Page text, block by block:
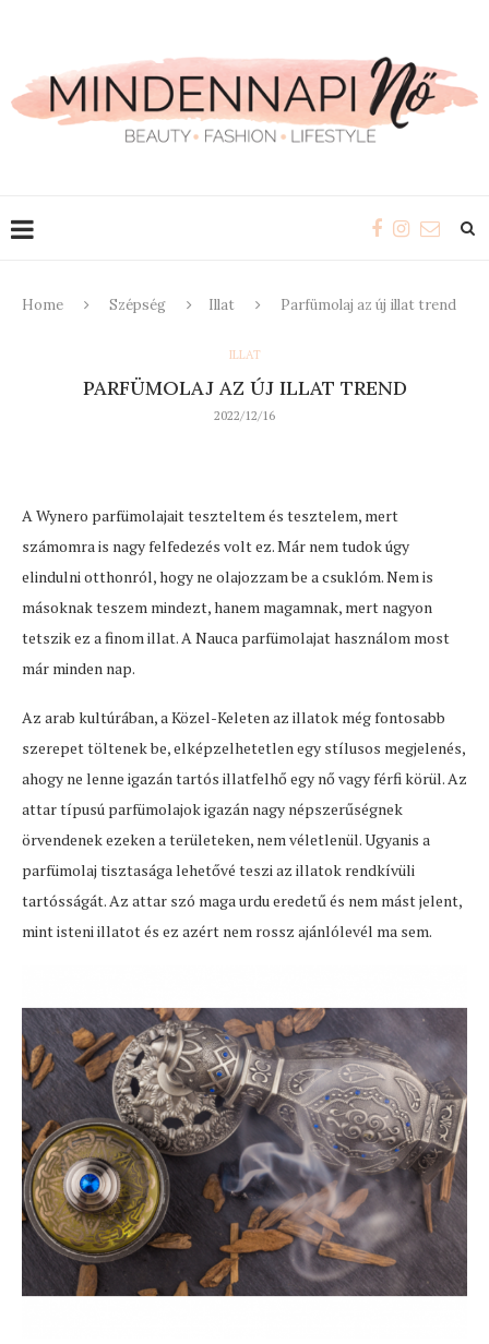
Home Szépség Illat Parfümolaj az új illat trend
ILLAT
PARFÜMOLAJ AZ ÚJ ILLAT TREND
2022/12/16
A Wynero parfümolajait teszteltem és tesztelem, mert
számomra is nagy felfedezés volt ez. Már nem tudok úgy
elindulni otthonról, hogy ne olajozzam be a csuklóm. Nem is
másoknak teszem mindezt, hanem magamnak, mert nagyon
tetszik ez a finom illat. A Nauca parfümolajat használom most
már minden nap.
Az arab kultúrában, a Közel-Keleten az illatok még fontosabb
szerepet töltenek be, elképzelhetetlen egy stílusos megjelenés,
ahogy ne lenne igazán tartós illatfelhő egy nő vagy férfi körül. Az
attar típusú parfümolajok igazán nagy népszerűségnek
örvendenek ezeken a területeken, nem véletlenül. Ugyanis a
parfümolaj tisztasága lehetővé teszi az illatok rendkívüli
tartósságát. Az attar szó maga urdu eredetű és nem mást jelent,
mint isteni illatot és ez azért nem rossz ajánlólevél ma sem.